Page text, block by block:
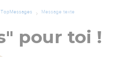
TopMessages Message texte
pour toi !